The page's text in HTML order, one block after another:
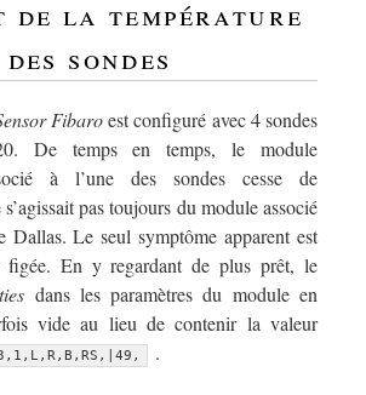
de la température
sondes
Fibaroest configuré avec 4 sondes
De temps en temps, le module
à l’une des sondes cesse de
pas toujours du module associé
Dallas. Le seul symptôme apparent est
figée. En y regardant de plus prêt, le
dans les paramètres du module en
vide au lieu de contenir la valeur
.